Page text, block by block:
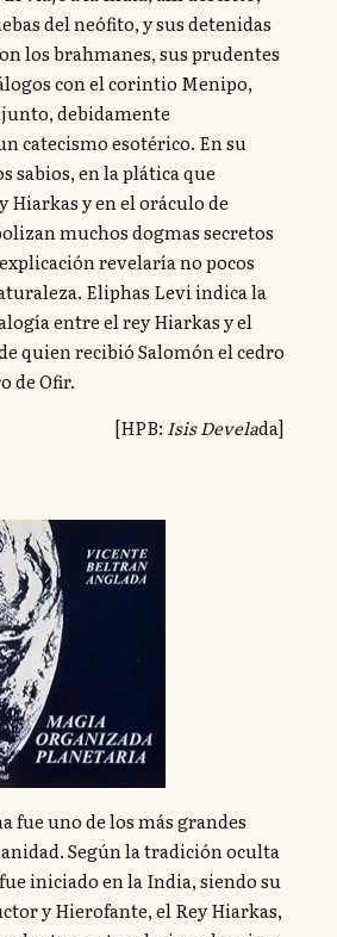
del neófito, y sus detenidas
los brahmanes, sus prudentes
con el corintio Menipo,
debidamente
catecismo esotérico. En su
sabios, en la plática que
Hiarkas y en el oráculo de
muchos dogmas secretos
revelaría no pocos
Eliphas Levi indica la
entre el rey Hiarkas y el
quien recibió Salomón el cedro
de Ofir.
[HPB: Isis Develada]
fue uno de los más grandes
Según la tradición oculta
iniciado en la India, siendo su
y Hierofante, el Rey Hiarkas,